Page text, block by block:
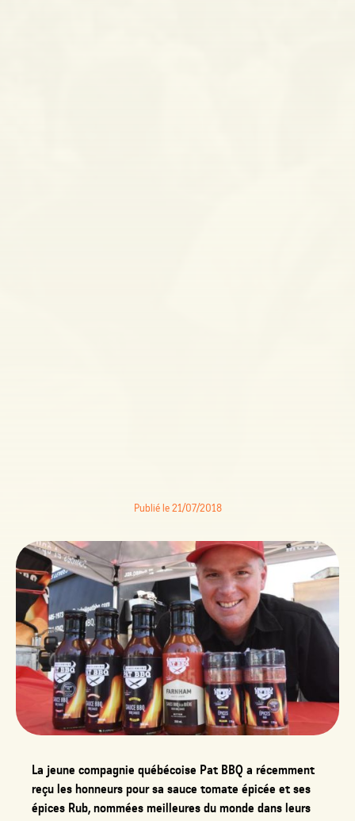
Publié le 21/07/2018
La jeune compagnie québécoise Pat BBQ a récemment
reçu les honneurs pour sa sauce tomate épicée et ses
épices Rub, nommées meilleures du monde dans leurs